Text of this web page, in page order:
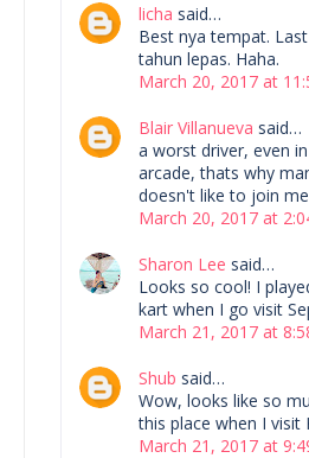
licha said…
Best nya tempat.
tahun lepas. Haha.
March 20, 2017 at
Blair Villanueva said…
a worst driver, even
arcade, thats why
doesn't like to join
March 20, 2017 at
Sharon Lee said…
Looks so cool! I
kart when I go visit
March 21, 2017 at
Shub said…
Wow, looks like so
this place when I visit
March 21, 2017 at